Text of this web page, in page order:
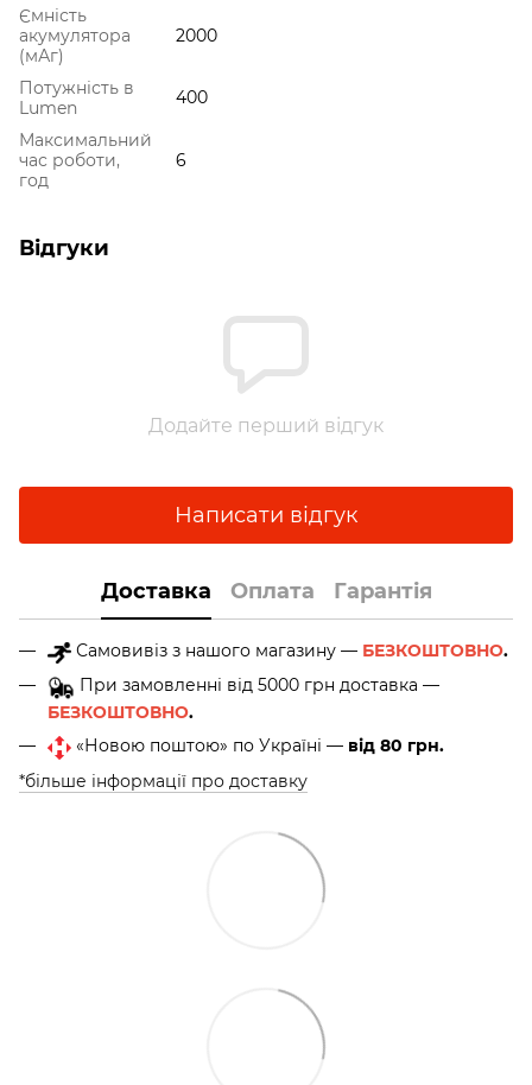
Ємність
акумулятора
(мАг)
2000
Потужність в
Lumen
400
Максимальний
час роботи,
год
6
Відгуки
Додайте перший відгук
Написати відгук
Доставка Оплата Гарантія
Самовивіз з нашого магазину — БЕЗКОШТОВНО.
При замовленні від 5000 грн доставка —
БЕЗКОШТОВНО.
«Новою поштою» по Україні — від 80 грн.
*більше інформації про доставку